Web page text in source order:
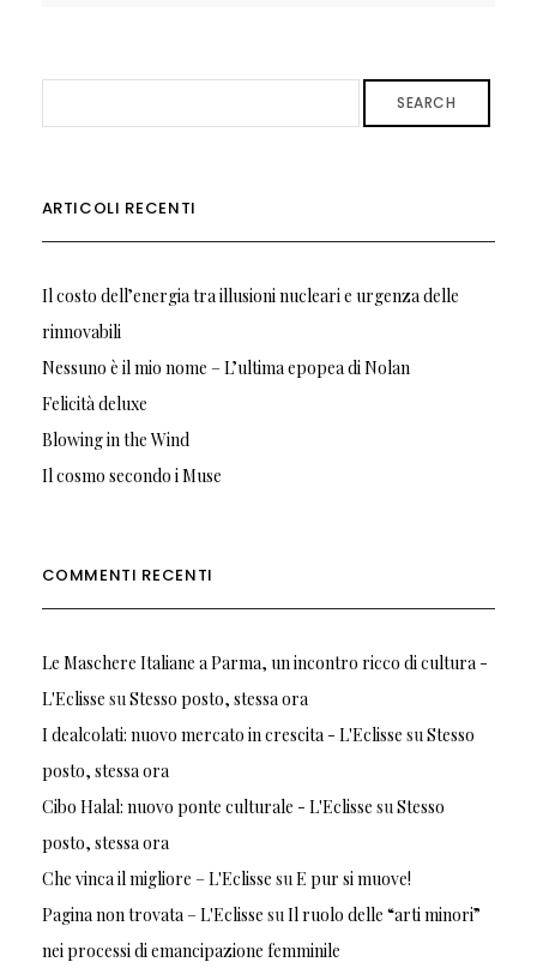
SEARCH
ARTICOLI RECENTI
Il costo dell’energia tra illusioni nucleari e urgenza delle
rinnovabili
Nessuno è il mio nome – L’ultima epopea di Nolan
Felicità deluxe
Blowing in the Wind
Il cosmo secondo i Muse
COMMENTI RECENTI
Le Maschere Italiane a Parma, un incontro ricco di cultura -
L'Eclisse su Stesso posto, stessa ora
I dealcolati: nuovo mercato in crescita - L'Eclisse su Stesso
posto, stessa ora
Cibo Halal: nuovo ponte culturale - L'Eclisse su Stesso
posto, stessa ora
Che vinca il migliore – L'Eclisse su E pur si muove!
Pagina non trovata – L'Eclisse su Il ruolo delle “arti minori”
nei processi di emancipazione femminile